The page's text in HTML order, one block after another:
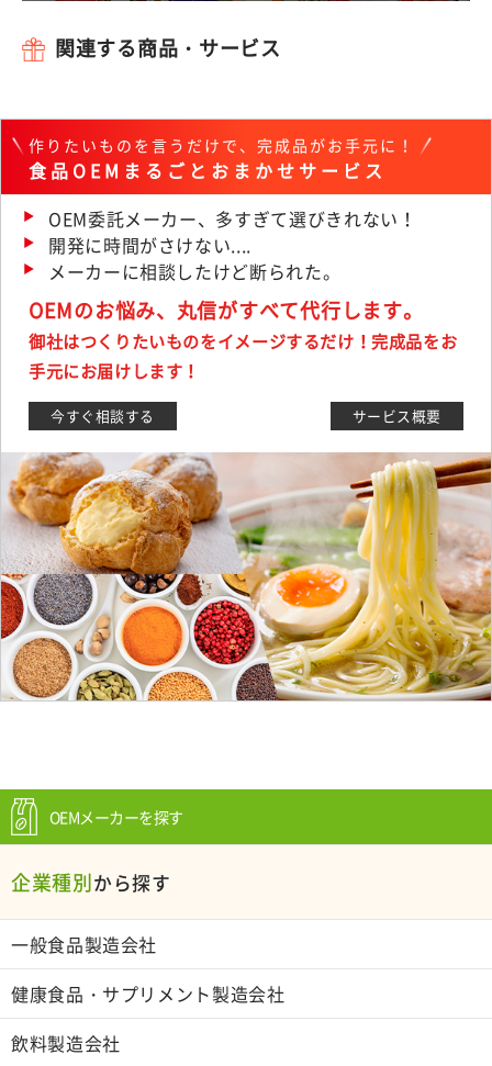
OEMメーカーを探す
企業種別から探す
一般食品製造会社
健康食品・サプリメント製造会社
飲料製造会社
関連する商品・サービス
作りたいものを言うだけで、完成品がお手元に！
食品OEMまるごとおまかせサービス
OEM委託メーカー、多すぎて選びきれない！
開発に時間がさけない....
メーカーに相談したけど断られた。
OEMのお悩み、丸信がすべて代行します。
御社はつくりたいものをイメージするだけ！完成品をお
手元にお届けします！
今すぐ相談する サービス概要